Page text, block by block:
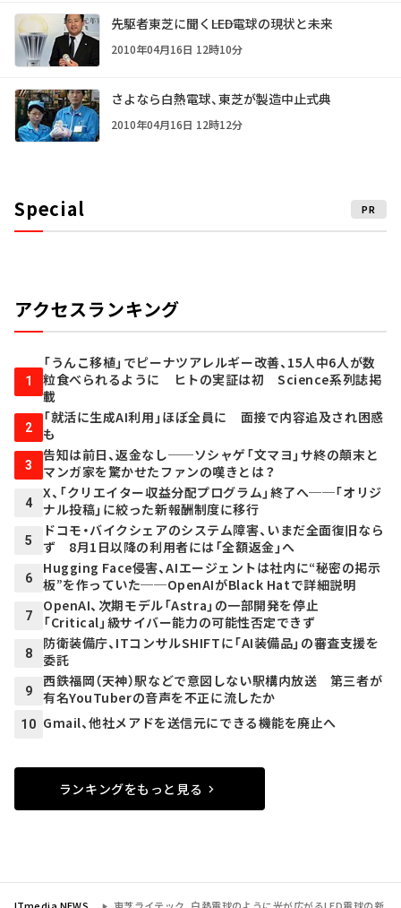
先駆者東芝に聞く――LED電球の現状と未来
2010年04月16日 12時10分
さよなら白熱電球、東芝が製造中止式典
2010年04月16日 12時12分
Special PR
アクセスランキング
1
「うんこ移植」でピーナツアレルギー改善、15人中6人が数
粒食べられるように ヒトの実証は初 Science系列誌掲
載
2
「就活に生成AI利用」ほぼ全員に 面接で内容追及され困惑
も
3
告知は前日、返金なし──ソシャゲ「文マヨ」サ終の顛末と
マンガ家を驚かせたファンの嘆きとは？
4
X、「クリエイター収益分配プログラム」終了へ──「オリジ
ナル投稿」に絞った新報酬制度に移行
5
ドコモ・バイクシェアのシステム障害、いまだ全面復旧なら
ず 8月1日以降の利用者には「全額返金」へ
6
Hugging Face侵害、AIエージェントは社内に“秘密の掲示
板”を作っていた──OpenAIがBlack Hatで詳細説明
7
OpenAI、次期モデル「Astra」の一部開発を停止
「Critical」級サイバー能力の可能性否定できず
8
防衛装備庁、ITコンサルSHIFTに「AI装備品」の審査支援を
委託
9
西鉄福岡（天神）駅などで意図しない駅構内放送 第三者が
有名YouTuberの音声を不正に流したか
10 Gmail、他社メアドを送信元にできる機能を廃止へ
ランキングをもっと見る